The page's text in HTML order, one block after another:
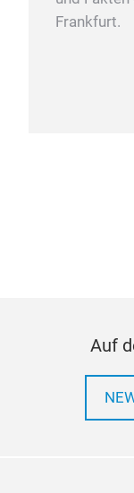
Frankfurt.
Auf